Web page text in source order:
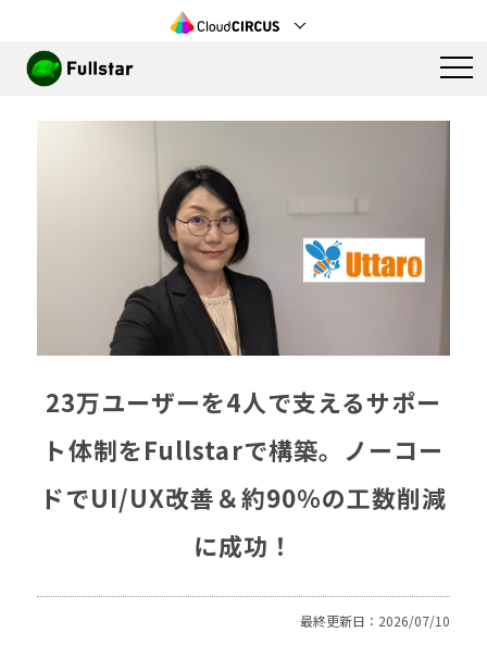
23万ユーザーを4人で支えるサポー
ト体制をFullstarで構築。ノーコー
ドでUI/UX改善＆約90％の工数削減
に成功！
最終更新日：2026/07/10